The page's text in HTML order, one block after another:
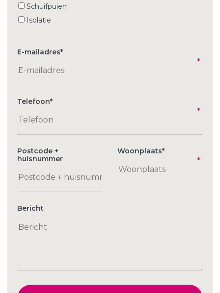
Schuifpuien
Isolatie
E-mailadres*
Telefoon*
Postcode +
huisnummer
Woonplaats*
Bericht